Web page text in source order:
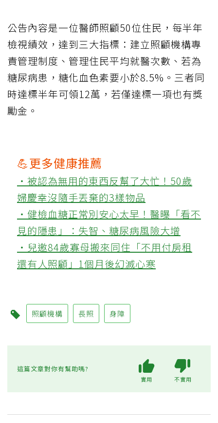
公告內容是一位醫師照顧50位住民，每半年
檢視績效，達到三大指標：建立照顧機構專
責管理制度、管理住民平均就醫次數、若為
糖尿病患，糖化血色素要小於8.5%。三者同
時達標半年可領12萬，若僅達標一項也有獎
勵金。
💪更多健康推薦
‧被認為無用的東西反幫了大忙！50歲
婦慶幸沒隨手丟棄的3樣物品
‧健檢血糖正常別安心太早！醫曝「看不
見的隱患」：失智、糖尿病風險大增
‧兒邀84歲寡母搬來同住「不用付房租
還有人照顧」1個月後幻滅心寒
照顧機構 長照 身障
這篇文章對你有幫助嗎?
實用 不實用